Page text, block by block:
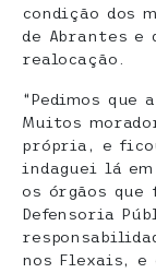
condição dos
de Abrantes e
realocação.
“Pedimos que
Muitos
própria, e
indaguei lá
os órgãos que
Defensoria
nos Flexais, e